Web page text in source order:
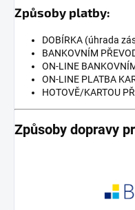
Způsoby platby:
DOBÍRKA (úhrada
BANKOVNÍM
ON-LINE
ON-LINE PLATBA
HOTOVĚ/KARTOU
Způsoby dopravy